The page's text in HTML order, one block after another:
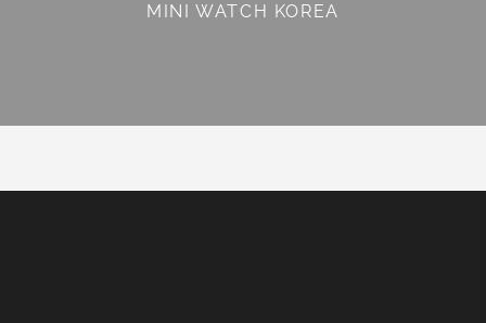
MINI WATCH KOREA